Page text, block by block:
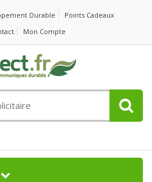
Durable
Points Cadeaux
Mon Compte